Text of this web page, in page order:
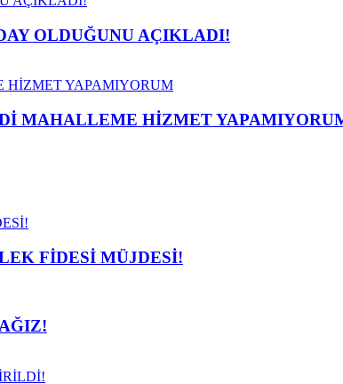
OLDUĞUNU AÇIKLADI!
MAHALLEME HİZMET
FİDESİ MÜJDESİ!